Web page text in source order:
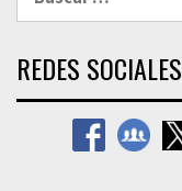
REDES SOCIALES